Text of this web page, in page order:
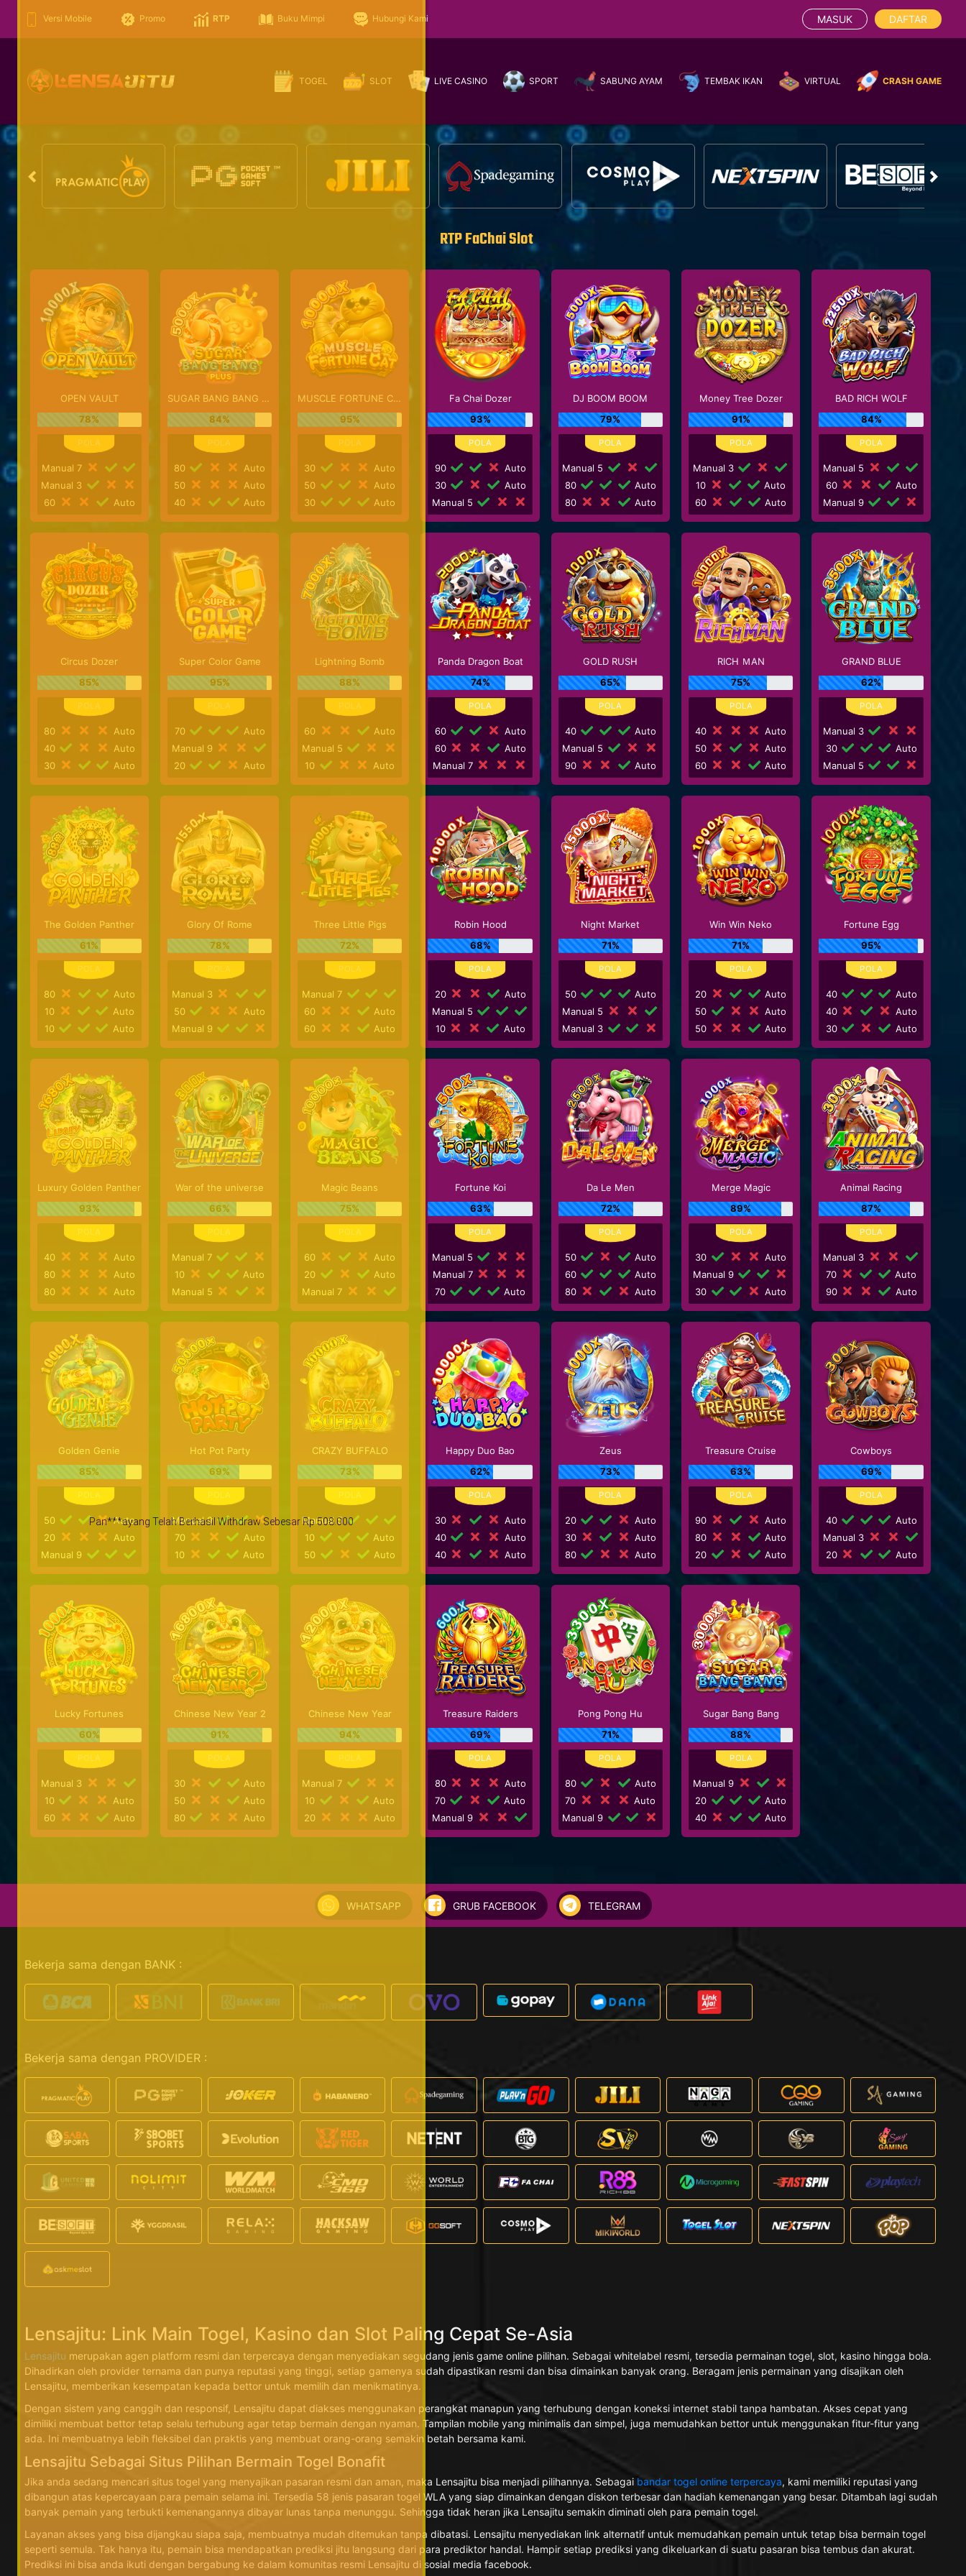
Versi Mobile Promo RTP Buku Mimpi Hubungi Kami MASUK DAFTAR
TOGEL SLOT LIVE CASINO SPORT SABUNG AYAM TEMBAK IKAN VIRTUAL CRASH GAME
RTP FaChai Slot
OPEN VAULT
78%
Manual 7
Manual 3
60
Auto
SUGAR BANG BANG PLUS
84%
80
Auto
50
Auto
40
Auto
MUSCLE FORTUNE CAT
95%
30
Auto
50
Auto
30
Auto
Fa Chai Dozer
93%
90
Auto
30
Auto
Manual 5
DJ BOOM BOOM
79%
Manual 5
80
Auto
80
Auto
Money Tree Dozer
91%
Manual 3
10
Auto
60
Auto
BAD RICH WOLF
84%
Manual 5
60
Auto
Manual 9
Circus Dozer
85%
80
Auto
40
Auto
30
Auto
Super Color Game
95%
70
Auto
Manual 9
20
Auto
Lightning Bomb
88%
60
Auto
Manual 5
10
Auto
Panda Dragon Boat
74%
60
Auto
60
Auto
Manual 7
GOLD RUSH
65%
40
Auto
Manual 5
90
Auto
RICH ＭAN
75%
40
Auto
50
Auto
60
Auto
GRAND BLUE
62%
Manual 3
30
Auto
Manual 5
The Golden Panther
61%
80
Auto
10
Auto
10
Auto
Glory Of Rome
78%
Manual 3
50
Auto
Manual 9
Three Little Pigs
72%
Manual 7
60
Auto
60
Auto
Robin Hood
68%
20
Auto
Manual 5
10
Auto
Night Market
71%
50
Auto
Manual 5
Manual 3
Win Win Neko
71%
20
Auto
50
Auto
50
Auto
Fortune Egg
95%
40
Auto
40
Auto
30
Auto
Luxury Golden Panther
93%
40
Auto
80
Auto
80
Auto
War of the universe
66%
Manual 7
10
Auto
Manual 5
Magic Beans
75%
60
Auto
20
Auto
Manual 7
Fortune Koi
63%
Manual 5
Manual 7
70
Auto
Da Le Men
72%
50
Auto
60
Auto
80
Auto
Merge Magic
89%
30
Auto
Manual 9
30
Auto
Animal Racing
87%
Manual 3
70
Auto
90
Auto
Golden Genie
85%
50
Auto
20
Auto
Manual 9
Hot Pot Party
69%
Manual 9
70
Auto
10
Auto
CRAZY BUFFALO
73%
Manual 5
10
Auto
50
Auto
Happy Duo Bao
62%
30
Auto
40
Auto
40
Auto
Zeus
73%
20
Auto
30
Auto
80
Auto
Treasure Cruise
63%
90
Auto
80
Auto
20
Auto
Cowboys
69%
40
Auto
Manual 3
20
Auto
Lucky Fortunes
60%
Manual 3
10
Auto
60
Auto
Chinese New Year 2
91%
30
Auto
50
Auto
80
Auto
Chinese New Year
94%
Manual 7
10
Auto
20
Auto
Treasure Raiders
69%
80
Auto
70
Auto
Manual 9
Pong Pong Hu
71%
80
Auto
70
Auto
Manual 9
Sugar Bang Bang
88%
Manual 9
20
Auto
40
Auto
WHATSAPP GRUB FACEBOOK TELEGRAM
Bekerja sama dengan BANK :
Bekerja sama dengan PROVIDER :
Lensajitu: Link Main Togel, Kasino dan Slot Paling Cepat Se-Asia
Lensajitu merupakan agen platform resmi dan terpercaya dengan menyediakan segudang jenis game online pilihan. Sebagai whitelabel resmi, tersedia permainan togel, slot, kasino hingga bola.
Dihadirkan oleh provider ternama dan punya reputasi yang tinggi, setiap gamenya sudah dipastikan resmi dan bisa dimainkan banyak orang. Beragam jenis permainan yang disajikan oleh
Lensajitu, memberikan kesempatan kepada bettor untuk memilih dan menikmatinya.
Dengan sistem yang canggih dan responsif, Lensajitu dapat diakses menggunakan perangkat manapun yang terhubung dengan koneksi internet stabil tanpa hambatan. Akses cepat yang
dimiliki membuat bettor tetap selalu terhubung agar tetap bermain dengan nyaman. Tampilan mobile yang minimalis dan simpel, juga memudahkan bettor untuk menggunakan fitur-fitur yang
ada. Ini membuatnya lebih fleksibel dan praktis yang membuat orang-orang semakin betah bersama kami.
Lensajitu Sebagai Situs Pilihan Bermain Togel Bonafit
Jika anda sedang mencari situs togel yang menyajikan pasaran resmi dan aman, maka Lensajitu bisa menjadi pilihannya. Sebagai bandar togel online terpercaya, kami memiliki reputasi yang
dibangun atas kepercayaan para pemain selama ini. Tersedia 58 jenis pasaran togel WLA yang siap dimainkan dengan diskon terbesar dan hadiah kemenangan yang besar. Ditambah lagi sudah
banyak pemain yang terbukti kemenangannya dibayar lunas tanpa menunggu. Sehingga tidak heran jika Lensajitu semakin diminati oleh para pemain togel.
Layanan akses yang bisa dijangkau siapa saja, membuatnya mudah ditemukan tanpa dibatasi. Lensajitu menyediakan link alternatif untuk memudahkan pemain untuk tetap bisa bermain togel
seperti semula. Tak hanya itu, pemain bisa mendapatkan prediksi jitu langsung dari para prediktor handal. Hampir setiap prediksi yang dikeluarkan di suatu pasaran bisa tembus dan akurat.
Prediksi ini bisa anda ikuti dengan bergabung ke dalam komunitas resmi Lensajitu di sosial media facebook.